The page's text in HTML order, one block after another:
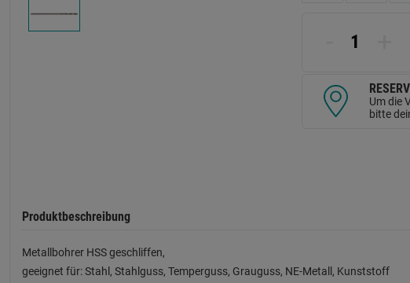
Um die
bitte
Produktbeschreibung
Metallbohrer HSS geschliffen,
geeignet für: Stahl, Stahlguss, Temperguss, Grauguss, NE-Metall, Kunststoff